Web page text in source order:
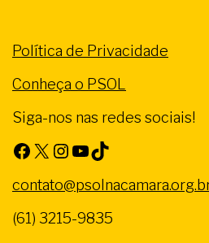
Política de Privacidade
Conheça o PSOL
Siga-nos nas redes sociais!
Facebook X Instagram Youtube TikTok
(61) 3215-9835